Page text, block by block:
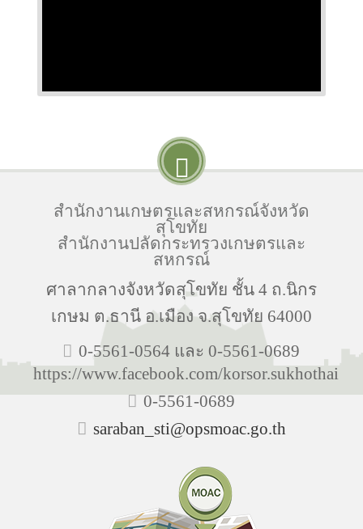
สำนักงานเกษตรและสหกรณ์จังหวัด
สุโขทัย
สำนักงานปลัดกระทรวงเกษตรและ
สหกรณ์
ศาลากลางจังหวัดสุโขทัย ชั้น 4 ถ.นิกร
เกษม ต.ธานี อ.เมือง จ.สุโขทัย 64000
0-5561-0564 และ 0-5561-0689
https://www.facebook.com/korsor.sukhothai
0-5561-0689
saraban_sti@opsmoac.go.th